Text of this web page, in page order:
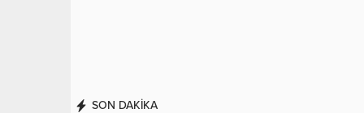
SON DAKİKA